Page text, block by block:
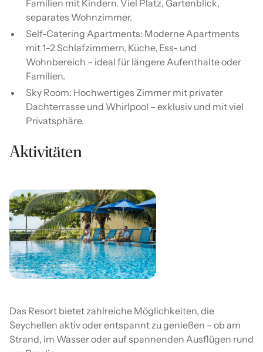
Familien mit Kindern. Viel Platz, Gartenblick,
separates Wohnzimmer.
Self-Catering Apartments: Moderne Apartments
mit 1–2 Schlafzimmern, Küche, Ess- und
Wohnbereich – ideal für längere Aufenthalte oder
Familien.
Sky Room: Hochwertiges Zimmer mit privater
Dachterrasse und Whirlpool – exklusiv und mit viel
Privatsphäre.
Aktivitäten
Das Resort bietet zahlreiche Möglichkeiten, die
Seychellen aktiv oder entspannt zu genießen – ob am
Strand, im Wasser oder auf spannenden Ausflügen rund